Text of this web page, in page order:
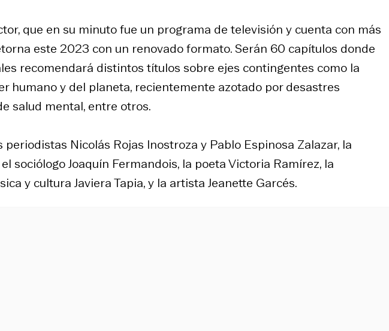
que en su minuto fue un programa de televisión y cuenta con más
este 2023 con un renovado formato. Serán 60 capítulos donde
recomendará distintos títulos sobre ejes contingentes como la
humano y del planeta, recientemente azotado por desastres
salud mental, entre otros.
Nicolás Rojas Inostroza y Pablo Espinosa Zalazar, la
sociólogo Joaquín Fermandois, la poeta Victoria Ramírez, la
y cultura Javiera Tapia, y la artista Jeanette Garcés.